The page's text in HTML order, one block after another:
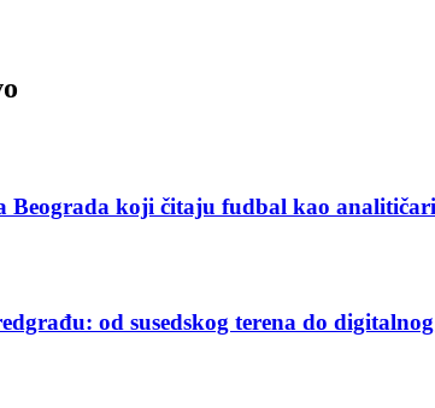
Beograda koji čitaju fudbal kao analitičari
od susedskog terena do